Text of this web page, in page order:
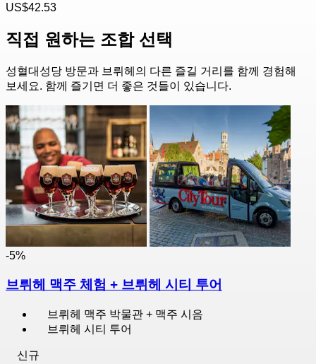
US$42.53
직접 원하는 조합 선택
성혈대성당 방문과 브뤼헤의 다른 즐길 거리를 함께 경험해
보세요. 함께 즐기면 더 좋은 것들이 있습니다.
-5%
브뤼헤 맥주 체험 + 브뤼헤 시티 투어
브뤼헤 맥주 박물관 + 맥주 시음
브뤼헤 시티 투어
신규